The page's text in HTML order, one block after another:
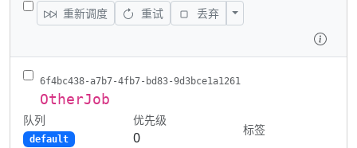
切换所有任务
重新调度 重试 丢弃
切换操作
检查
6f4bc438-a7b7-4fb7-bd83-9d3bce1a1261
OtherJob
队列
default
优先级
0
标签